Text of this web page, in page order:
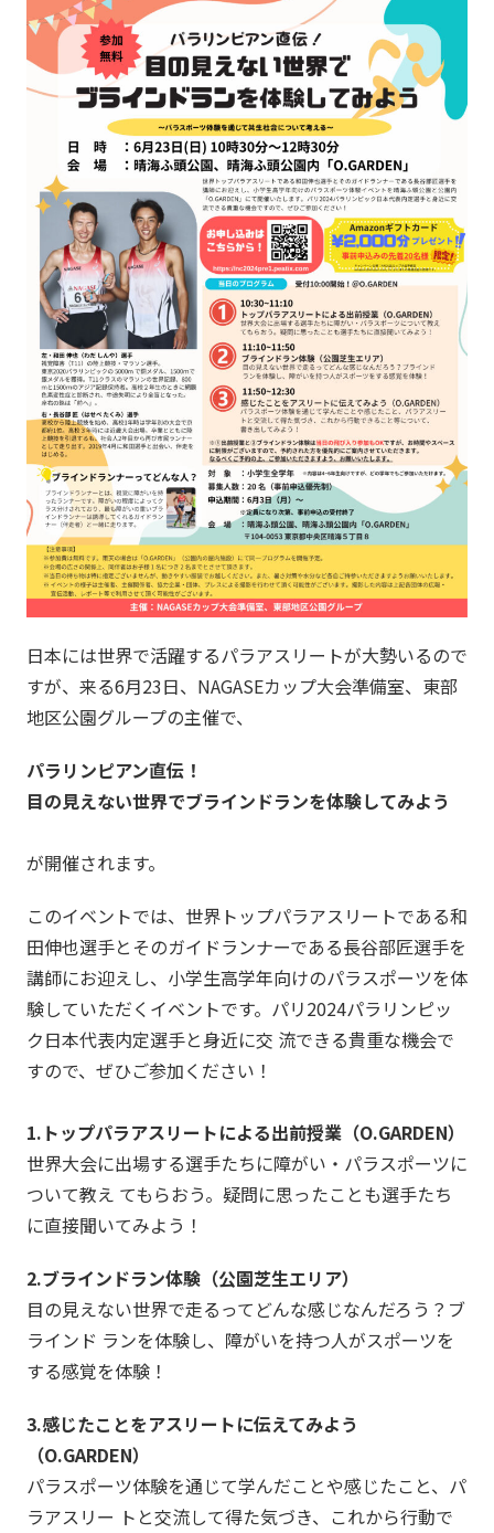
日本には世界で活躍するパラアスリートが大勢いるので
すが、来る6月23日、NAGASEカップ大会準備室、東部
地区公園グループの主催で、
パラリンピアン直伝！
目の見えない世界でブラインドランを体験してみよう
が開催されます。
このイベントでは、世界トップパラアスリートである和
田伸也選手とそのガイドランナーである長谷部匠選手を
講師にお迎えし、小学生高学年向けのパラスポーツを体
験していただくイベントです。パリ2024パラリンピッ
ク日本代表内定選手と身近に交 流できる貴重な機会で
すので、ぜひご参加ください！
1.トップパラアスリートによる出前授業（O.GARDEN）
世界大会に出場する選手たちに障がい・パラスポーツに
ついて教え てもらおう。疑問に思ったことも選手たち
に直接聞いてみよう！
2.ブラインドラン体験（公園芝生エリア）
目の見えない世界で走るってどんな感じなんだろう？ブ
ラインド ランを体験し、障がいを持つ人がスポーツを
する感覚を体験！
3.感じたことをアスリートに伝えてみよう
（O.GARDEN）
パラスポーツ体験を通じて学んだことや感じたこと、パ
ラアスリー トと交流して得た気づき、これから行動で